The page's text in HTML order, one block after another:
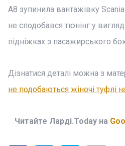
A8 зупинила вантажівку
не сподобався тюнінг у
підніжках з пасажирського
Дізнатися деталі можна з
не подобаються жіночі туфлі
Читайте Ларді.Today на